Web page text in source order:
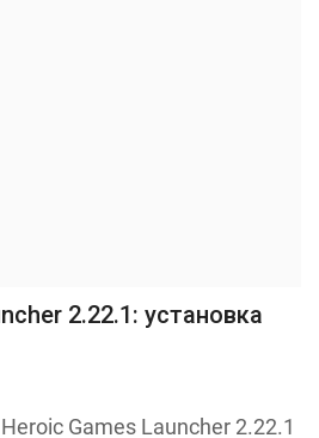
2.22.1: установка
Games Launcher 2.22.1